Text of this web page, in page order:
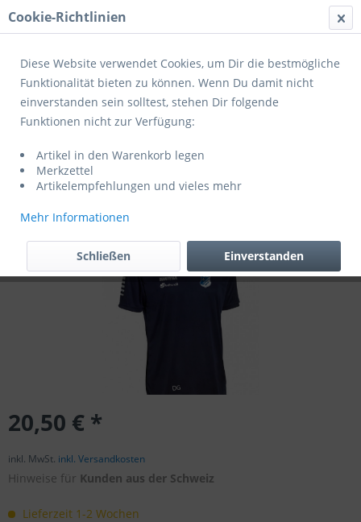
Menü
Übersicht Grundausstattung
navy/weiß (exklusiv für Mitglieder des SV
Masburg)
20,50 € *
inkl. MwSt. inkl. Versandkosten
Hinweise für Kunden aus der Schweiz
Lieferzeit 1-2 Wochen
Cookie-Richtlinien
Diese Website verwendet Cookies, um Dir die bestmögliche
Funktionalität bieten zu können. Wenn Du damit nicht
einverstanden sein solltest, stehen Dir folgende
Funktionen nicht zur Verfügung:
Artikel in den Warenkorb legen
Merkzettel
Artikelempfehlungen und vieles mehr
Mehr Informationen
Einverstanden
Schließen